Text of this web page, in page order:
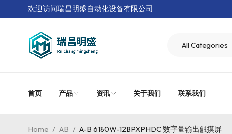
欢迎访问瑞昌明盛自动化设备有限公司
首页 产品 资讯 关于我们 联系我们
Home / AB / A-B 6180W-12BPXPHDC 数字量输出触摸屏